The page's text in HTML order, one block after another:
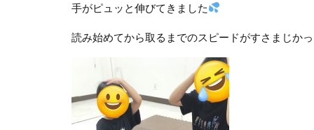
手がピュッと伸びてきました
読み始めてから取るまでのスピードがすさまじか